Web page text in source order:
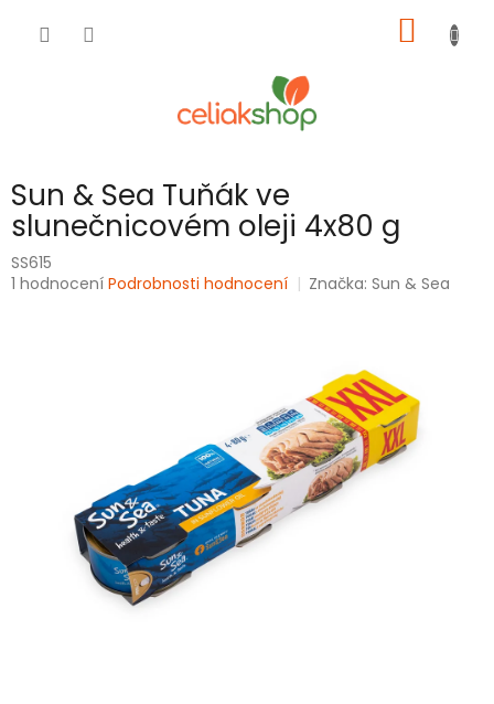
KOŠÍK
Sun & Sea Tuňák ve
slunečnicovém oleji 4x80 g
SS615
Průměrné
1 hodnocení Podrobnosti hodnocení Značka:Sun & Sea